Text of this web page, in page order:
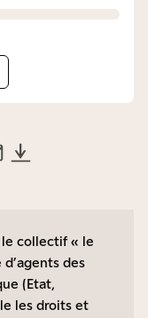
collectif « le
des
(Etat,
les droits et